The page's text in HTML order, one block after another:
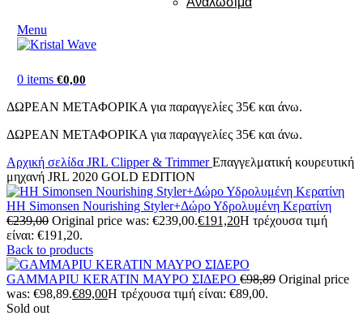
Menu
0 items €0,00
ΔΩΡΕΑΝ ΜΕΤΑΦΟΡΙΚΑ για παραγγελίες 35€ και άνω.
ΔΩΡΕΑΝ ΜΕΤΑΦΟΡΙΚΑ για παραγγελίες 35€ και άνω.
Αρχική σελίδα JRL Clipper & TrimmerΕπαγγελματική κουρευτική
μηχανή JRL 2020 GOLD EDITION
HH Simonsen Nourishing Styler+Δώρο Υδρολυμένη Κερατίνη
€239,00 Original price was: €239,00.€191,20Η τρέχουσα τιμή
είναι: €191,20.
Back to products
GAMMAPIU KERATIN ΜΑΥΡΟ ΣΙΔΕΡΟ €98,89 Original price
was: €98,89.€89,00Η τρέχουσα τιμή είναι: €89,00.
Sold out